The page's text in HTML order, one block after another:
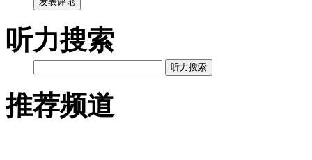
听力搜索
听力搜索
推荐频道